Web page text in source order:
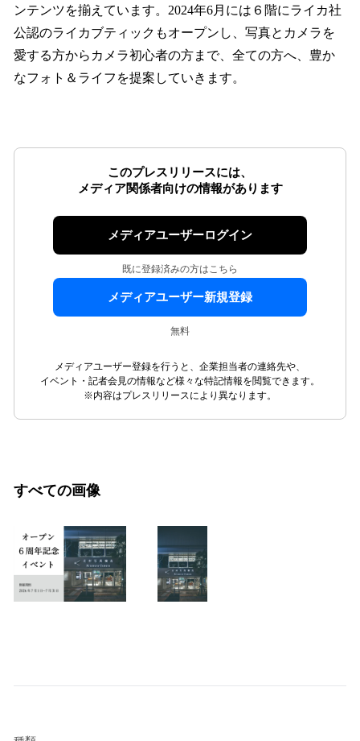
ンテンツを揃えています。2024年6月には６階にライカ社
公認のライカブティックもオープンし、写真とカメラを
愛する方からカメラ初心者の方まで、全ての方へ、豊か
なフォト＆ライフを提案していきます。
このプレスリリースには、
メディア関係者向けの情報があります
メディアユーザーログイン
既に登録済みの方はこちら
メディアユーザー新規登録
無料
メディアユーザー登録を行うと、企業担当者の連絡先や、
イベント・記者会見の情報など様々な特記情報を閲覧できます。
※内容はプレスリリースにより異なります。
すべての画像